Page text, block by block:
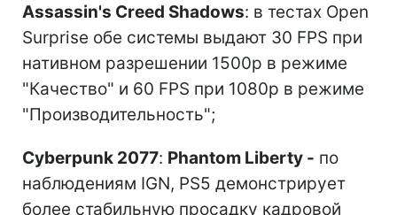
Assassin's Creed Shadows: в тестах Open
Surprise обе системы выдают 30 FPS при
нативном разрешении 1500p в режиме
"Качество" и 60 FPS при 1080p в режиме
"Производительность";
Cyberpunk 2077: Phantom Liberty - по
наблюдениям IGN, PS5 демонстрирует
более стабильную просадку кадровой